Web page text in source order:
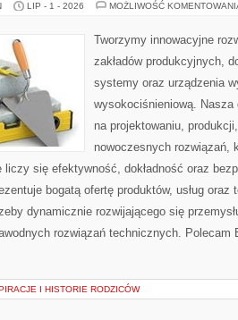
LIP - 1 - 2026 MOŻLIWOŚĆ
Tworzymy innowacyjne
zakładów produkcyjnych,
systemy oraz urządzenia
wysokociśnieniową. Nasza
na projektowaniu,
nowoczesnych rozwiązań,
się efektywność, dokładność oraz
bogatą ofertę produktów, usług oraz
dynamicznie rozwijającego się
rozwiązań technicznych. Polecam
I HISTORIE RODZICÓW